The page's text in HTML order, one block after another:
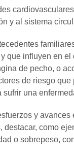
y al sistema
que influyen en
de pecho, o
de riesgo
sufrir una
y
destacar, como
o sobrepeso,